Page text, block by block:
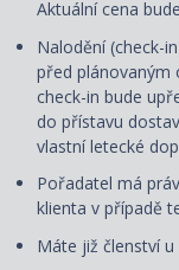
Aktuální cena
Nalodění (check-
před plánovaným
check-in bude
do přístavu
vlastní letecké
Pořadatel má
klienta v případě
Máte již členství